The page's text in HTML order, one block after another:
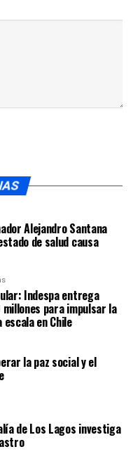
Alejandro Santana
de salud causa
Indespa entrega
para impulsar la
en Chile
la paz social y el
de Los Lagos investiga